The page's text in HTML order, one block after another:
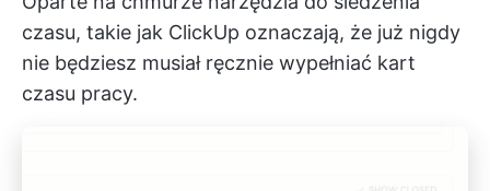
czasu, takie jak ClickUp oznaczają, że już nigdy
nie będziesz musiał ręcznie wypełniać kart
czasu pracy.